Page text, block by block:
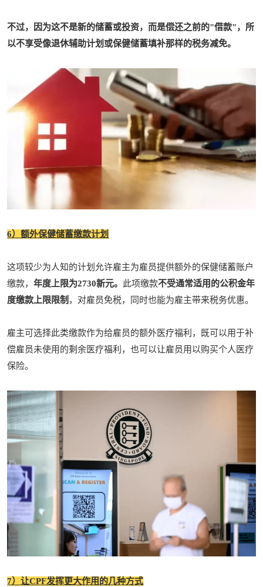
不过，
因为这不是新的储蓄或投资，而是偿还之前的"借款"，所
以不享受像退休辅助计划或保健储蓄填补那样的税务减免。
6）额外保健储蓄缴款计划
这项较少为人知的计划允许雇主为雇员提供额外的保健储蓄账户
缴款，年度上限为2730新元。 此项缴款不受通常适用的公积金年
度缴款上限限制 ，对雇员免税，同时也能为雇主带来税务优惠。
雇主可选择此类缴款作为给雇员的额外医疗福利，既可以用于补
偿雇员未使用的剩余医疗福利，也可以让雇员用以购买个人医疗
保险。
7）让CPF发挥更大作用的几种方式